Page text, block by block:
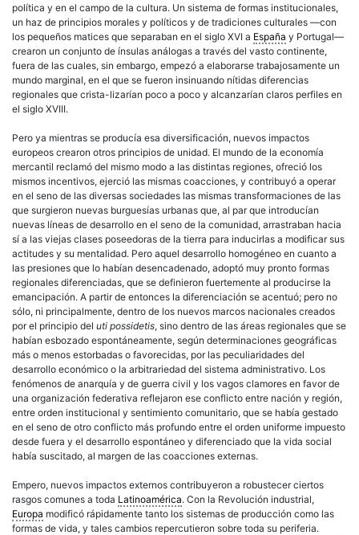
política y en el campo de la cultura. Un sistema de formas institucionales,
un haz de principios morales y políticos y de tradiciones culturales —con
los pequeños matices que separaban en el siglo XVI a España y Portugal—
crearon un conjunto de ínsulas análogas a través del vasto continente,
fuera de las cuales, sin embargo, empezó a elaborarse trabajosamente un
mundo marginal, en el que se fueron insinuando nítidas diferencias
regionales que crista-lizarían poco a poco y alcanzarían claros perfiles en
el siglo XVIII.
Pero ya mientras se producía esa diversificación, nuevos impactos
europeos crearon otros principios de unidad. El mundo de la economía
mercantil reclamó del mismo modo a las distintas regiones, ofreció los
mismos incentivos, ejerció las mismas coacciones, y contribuyó a operar
en el seno de las diversas sociedades las mismas transformaciones de las
que surgieron nuevas burguesías urbanas que, al par que introducían
nuevas líneas de desarrollo en el seno de la comunidad, arrastraban hacia
sí a las viejas clases poseedoras de la tierra para inducirlas a modificar sus
actitudes y su mentalidad. Pero aquel desarrollo homogéneo en cuanto a
las presiones que lo habían desencadenado, adoptó muy pronto formas
regionales diferenciadas, que se definieron fuertemente al producirse la
emancipación. A partir de entonces la diferenciación se acentuó; pero no
sólo, ni principalmente, dentro de los nuevos marcos nacionales creados
por el principio del uti possidetis, sino dentro de las áreas regionales que se
habían esbozado espontáneamente, según determinaciones geográficas
más o menos estorbadas o favorecidas, por las peculiaridades del
desarrollo económico o la arbitrariedad del sistema administrativo. Los
fenómenos de anarquía y de guerra civil y los vagos clamores en favor de
una organización federativa reflejaron ese conflicto entre nación y región,
entre orden institucional y sentimiento comunitario, que se había gestado
en el seno de otro conflicto más profundo entre el orden uniforme impuesto
desde fuera y el desarrollo espontáneo y diferenciado que la vida social
había suscitado, al margen de las coacciones externas.
Empero, nuevos impactos externos contribuyeron a robustecer ciertos
rasgos comunes a toda Latinoamérica. Con la Revolución industrial,
Europa modificó rápidamente tanto los sistemas de producción como las
formas de vida, y tales cambios repercutieron sobre toda su periferia.